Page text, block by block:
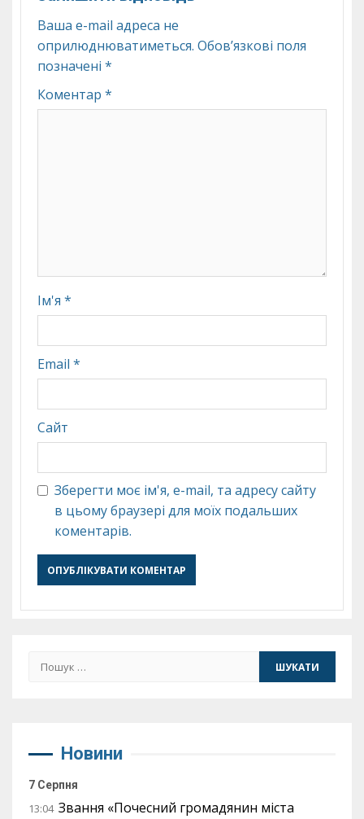
Ваша e-mail адреса не
оприлюднюватиметься. Обов’язкові поля
позначені *
Коментар *
Ім'я *
Email *
Сайт
Зберегти моє ім'я, e-mail, та адресу сайту
в цьому браузері для моїх подальших
коментарів.
Пошук:
Новини
7 Серпня
13:04 Звання «Почесний громадянин міста